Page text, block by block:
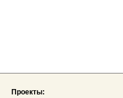
Проекты: